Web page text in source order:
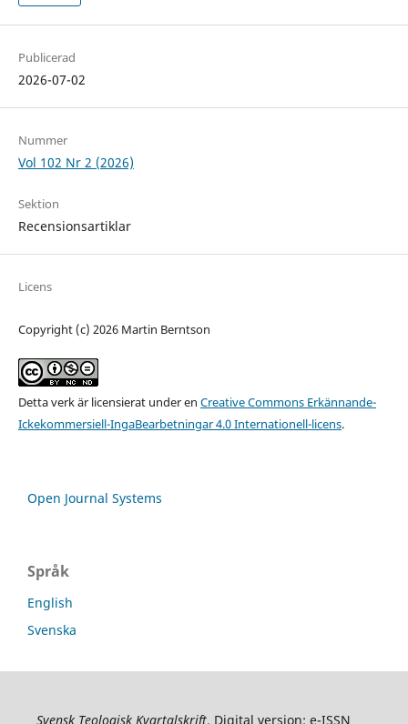
Publicerad
2026-07-02
Nummer
Vol 102 Nr 2 (2026)
Sektion
Recensionsartiklar
Licens
Copyright (c) 2026 Martin Berntson
Detta verk är licensierat under en Creative Commons Erkännande-
Ickekommersiell-IngaBearbetningar 4.0 Internationell-licens.
Open Journal Systems
Språk
English
Svenska
Svensk Teologisk Kvartalskrift. Digital version: e-ISSN